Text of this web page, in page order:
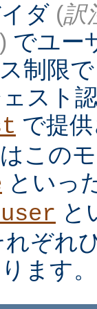
ダ (訳
でユー
制限
スト
で提
この
といっ
と
ぞれ
ます。